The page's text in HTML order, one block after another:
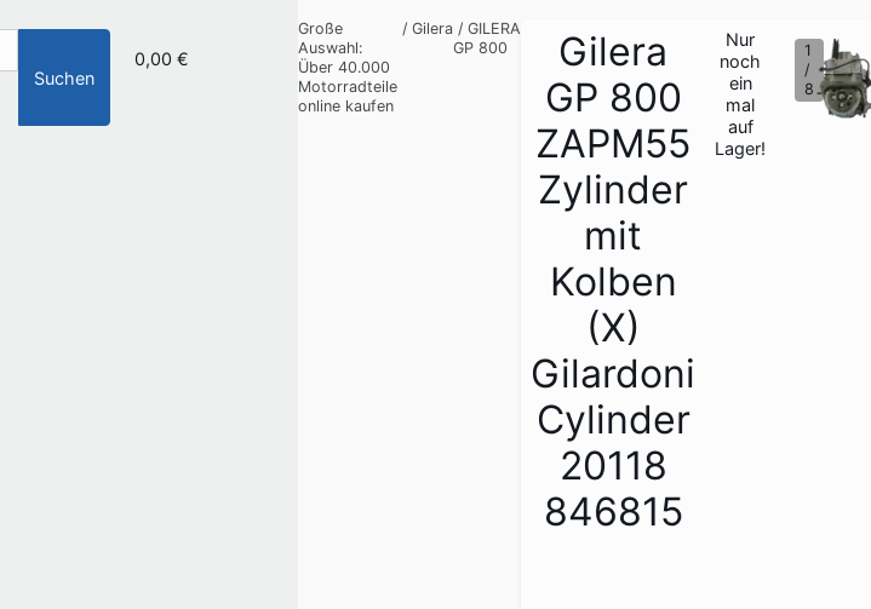
Suchen
0,00 €
Große
Auswahl:
Über 40.000
Motorradteile
online kaufen
/ Gilera / GILERA
GP 800
Gilera
GP 800
ZAPM55
Zylinder
mit
Kolben
(X)
Gilardoni
Cylinder
20118
846815
Nur
noch
ein
mal
auf
Lager!
1
/
8